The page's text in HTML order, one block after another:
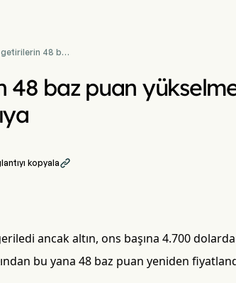
48 baz
48 baz puan
kopyala
ancak altın, ons başına 4.700
bu yana 48 baz puan yeniden